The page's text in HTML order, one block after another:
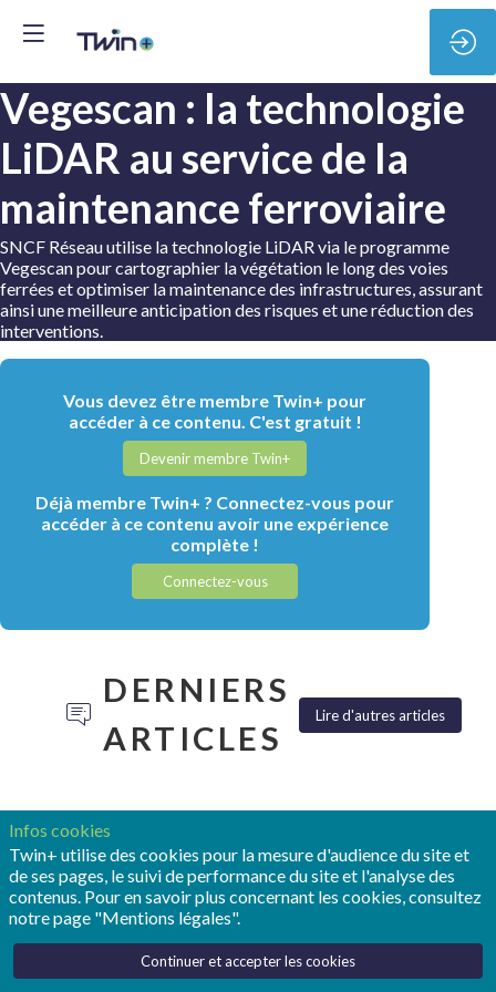
Vegescan : la technologie
LiDAR au service de la
maintenance ferroviaire
SNCF Réseau utilise la technologie LiDAR via le programme
Vegescan pour cartographier la végétation le long des voies
ferrées et optimiser la maintenance des infrastructures, assurant
ainsi une meilleure anticipation des risques et une réduction des
interventions.
Vous devez être membre Twin+ pour
accéder à ce contenu. C'est gratuit !
Devenir membre Twin+
Déjà membre Twin+ ? Connectez-vous pour
accéder à ce contenu avoir une expérience
complète !
Connectez-vous
DERNIERS
ARTICLES
Lire d'autres articles
TONY
HEMMELGARN:
JUMEAU
NUMÉRIQUE
POUR
OPMOBILITY,
JUMEAU
NUMÉRIQUE
REALIZE
FAIT
ENTRER
Infos cookies
Twin+ utilise des cookies pour la mesure d'audience du site et
de ses pages, le suivi de performance du site et l'analyse des
contenus. Pour en savoir plus concernant les cookies, consultez
notre page "Mentions légales".
Continuer et accepter les cookies